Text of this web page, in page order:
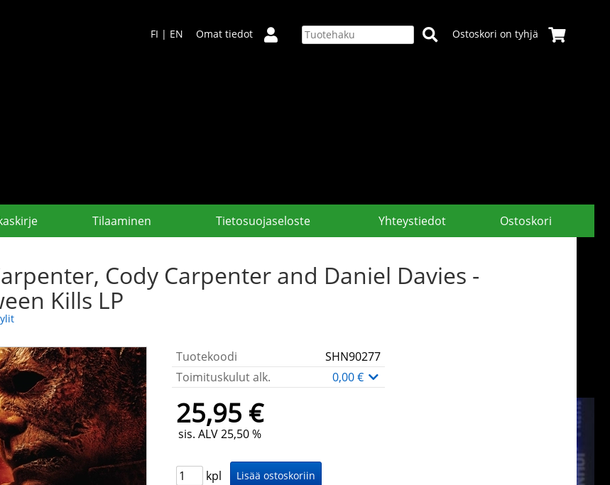
FI | EN Omat tiedot Ostoskori on tyhjä
Tilaaminen Tietosuojaseloste Yhteystiedot Ostoskori
Cody Carpenter and Daniel Davies -
Kills LP
Tuotekoodi
SHN90277
Toimituskulut alk.
0,00 €
25,95 €
sis. ALV 25,50 %
kpl